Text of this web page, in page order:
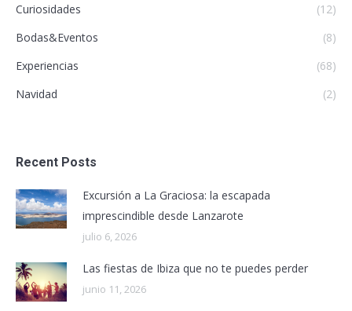
Curiosidades
(12)
Bodas&Eventos
(8)
Experiencias
(68)
Navidad
(2)
Recent Posts
Excursión a La Graciosa: la escapada
imprescindible desde Lanzarote
julio 6, 2026
Las fiestas de Ibiza que no te puedes perder
junio 11, 2026